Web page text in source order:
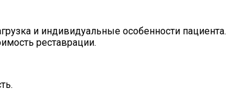
и индивидуальные особенности пациента.
реставрации.